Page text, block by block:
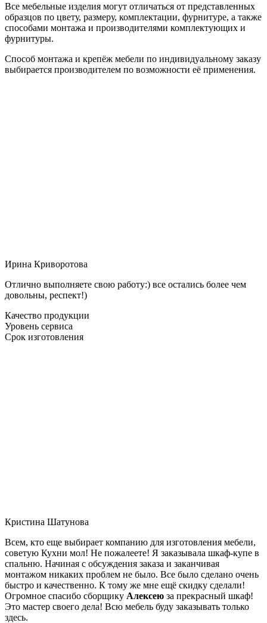
Все мебельные изделия могут отличаться от представленных
образцов по цвету, размеру, комплектации, фурнитуре, а также
способами монтажа и производителями комплектующих и
фурнитуры.
Способ монтажа и крепёж мебели по индивидуальному заказу
выбирается производителем по возможности её применения.
Ирина Криворотова
Отлично выполняете свою работу:) все остались более чем
довольны, респект!)
Качество продукции
Уровень сервиса
Срок изготовления
Кристина Шатунова
Всем, кто еще выбирает компанию для изготовления мебели,
советую Кухни мол! Не пожалеете! Я заказывала шкаф-купе в
спальню. Начиная с обсуждения заказа и заканчивая
монтажом никаких проблем не было. Все было сделано очень
быстро и качественно. К тому же мне ещё скидку сделали!
Огромное спасибо сборщику Алексею за прекрасный шкаф!
Это мастер своего дела! Всю мебель буду заказывать только
здесь.